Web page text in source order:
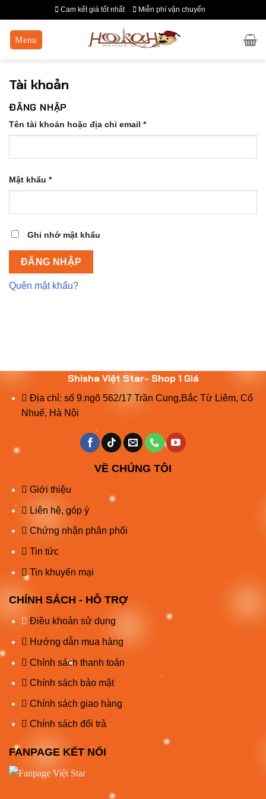
đến
dung
Cam kết giá tốt nhất Miễn phí vận chuyển
Tài khoản
ĐĂNG NHẬP
Tên tài khoản hoặc địa chỉ email *
Mật khẩu *
Ghi nhớ mật khẩu
ĐĂNG NHẬP
Quên mật khẩu?
Shisha Việt Star- Shop 1 Giá
Địa chỉ: số 9.ngõ 562/17 Trần Cung,Bắc Từ Liêm, Cổ
Nhuế, Hà Nội
VỀ CHÚNG TÔI
Giới thiệu
Liên hệ, góp ý
Chứng nhận phân phối
Tin tức
Tin khuyến mại
CHÍNH SÁCH - HỖ TRỢ
Điều khoản sử dụng
Hướng dẫn mua hàng
Chính sách thanh toán
Chính sách bảo mật
Chính sách giao hàng
Chính sách đổi trả
FANPAGE KẾT NỐI